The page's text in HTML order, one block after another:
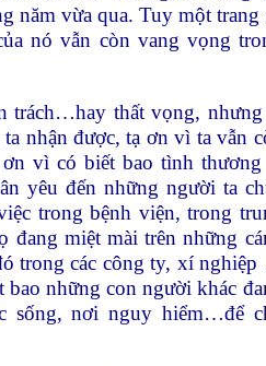
năm vừa qua. Tuy một trang
nó vẫn còn vang vọng
trách…hay thất vọng,
nhận được, tạ ơn vì ta vẫn
vì có biết bao tình thương
yêu đến những người ta
trong bệnh viện, trong
miệt mài trên những
trong các công ty, xí
bao những con người khác
sống, nơi nguy hiểm…để